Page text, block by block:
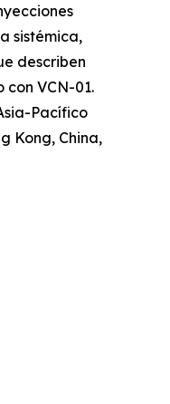
sistémica,
describen
VCN-01.
Pacífico
Kong, China,